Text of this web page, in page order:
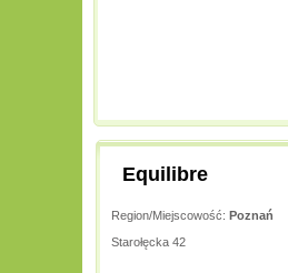
Equilibre
Region/Miejscowość: Poznań
Starołęcka 42